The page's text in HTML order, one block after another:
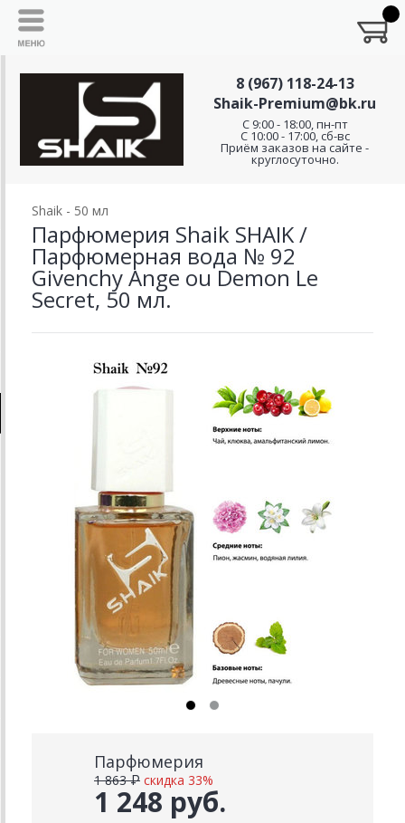
8 (967) 118-24-13
Shaik-Premium@bk.ru
C 9:00 - 18:00, пн-пт
С 10:00 - 17:00, сб-вс
Приём заказов на сайте -
круглосуточно.
Shaik - 50 мл
Парфюмерия Shaik SHAIK /
Парфюмерная вода № 92
Givenchy Ange ou Demon Le
Secret, 50 мл.
Парфюмерия
1 248 руб.
1 863 ₽ скидка 33%